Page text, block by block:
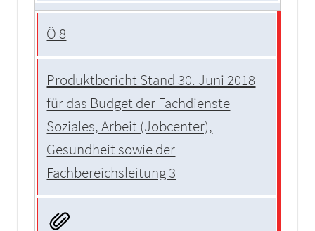
Ö 8
Produktbericht Stand 30. Juni 2018
für das Budget der Fachdienste
Soziales, Arbeit (Jobcenter),
Gesundheit sowie der
Fachbereichsleitung 3